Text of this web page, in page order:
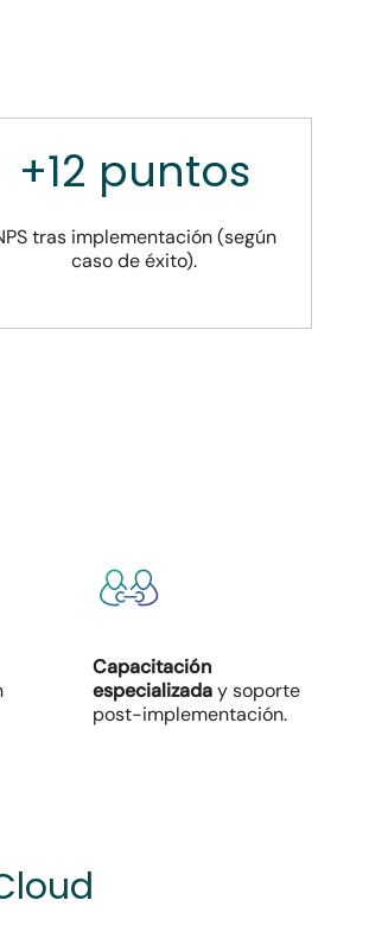
+12 puntos
tras implementación (según
caso de éxito).
Capacitación
especializaday soporte
post-implementación.